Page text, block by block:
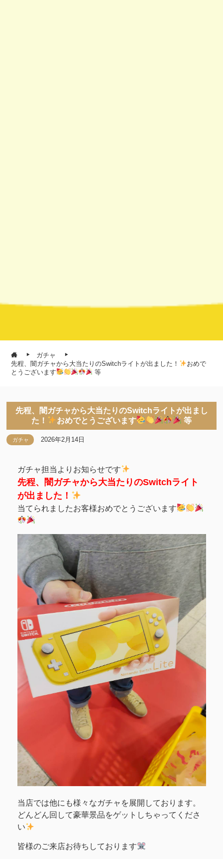
ガチャ
先程、闇ガチャから大当たりのSwitchライトが出ました！
おめで
とうございます
等
先程、闇ガチャから大当たりのSwitchライトが出まし
た！
おめでとうございます 等
ガチャ 2026年2月14日
ガチャ担当よりお知らせです
先程、闇ガチャから大当たりのSwitchライト
が出ました！
当てられましたお客様おめでとうございます
当店では他にも様々なガチャを展開しております。
どんどん回して豪華景品をゲットしちゃってくださ
い
皆様のご来店お待ちしております